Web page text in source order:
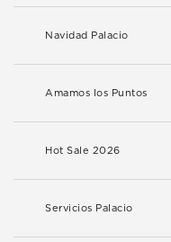
Navidad Palacio
Amamos los Puntos
Hot Sale 2026
Servicios Palacio